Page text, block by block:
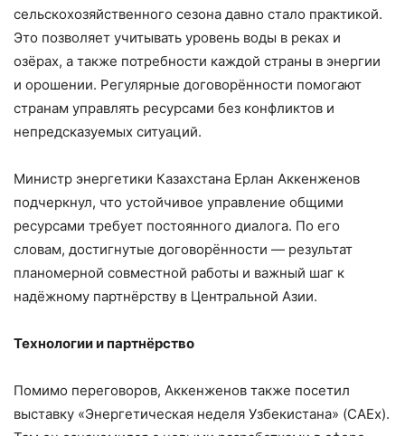
сельскохозяйственного сезона давно стало практикой.
Это позволяет учитывать уровень воды в реках и
озёрах, а также потребности каждой страны в энергии
и орошении. Регулярные договорённости помогают
странам управлять ресурсами без конфликтов и
непредсказуемых ситуаций.
Министр энергетики Казахстана Ерлан Аккенженов
подчеркнул, что устойчивое управление общими
ресурсами требует постоянного диалога. По его
словам, достигнутые договорённости — результат
планомерной совместной работы и важный шаг к
надёжному партнёрству в Центральной Азии.
Технологии и партнёрство
Помимо переговоров, Аккенженов также посетил
выставку «Энергетическая неделя Узбекистана» (CAEx).